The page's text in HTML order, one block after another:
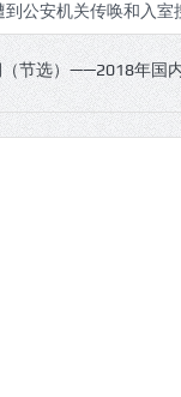
唤和入室搜查的说明
节选）——2018年国